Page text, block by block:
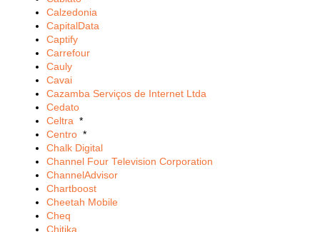
Calzedonia
CapitalData
Captify
Carrefour
Cauly
Cavai
Cazamba Serviços de Internet Ltda
Cedato
Celtra *
Centro *
Chalk Digital
Channel Four Television Corporation
ChannelAdvisor
Chartboost
Cheetah Mobile
Cheq
Chitika